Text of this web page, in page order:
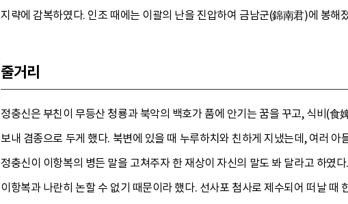
지략에 감복하였다. 인조 때에는 이괄의 난을 진압하여 금남군(錦南君)에 봉해
줄거리
정충신은 부친이 무등산 청룡과 북악의 백호가 품에 안기는 꿈을 꾸고, 식비(
보내 겸종으로 두게 했다. 북변에 있을 때 누루하치와 친하게 지냈는데, 여러
정충신이 이항복의 병든 말을 고쳐주자 한 재상이 자신의 말도 봐 달라고 하
이항복과 나란히 논할 수 없기 때문이라 했다. 선사포 첨사로 제수되어 떠날